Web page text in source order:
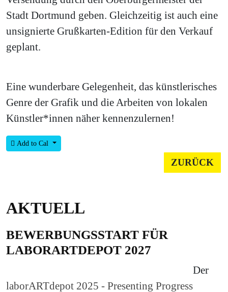
Stadt Dortmund geben. Gleichzeitig ist auch eine
unsignierte Grußkarten-Edition für den Verkauf
geplant.
Eine wunderbare Gelegenheit, das künstlerisches
Genre der Grafik und die Arbeiten von lokalen
Künstler*innen näher kennenzulernen!
Add to Cal
ZURÜCK
AKTUELL
BEWERBUNGSSTART FÜR
LABORARTDEPOT 2027
laborARTdepot 2025 - Presenting Progress
Der